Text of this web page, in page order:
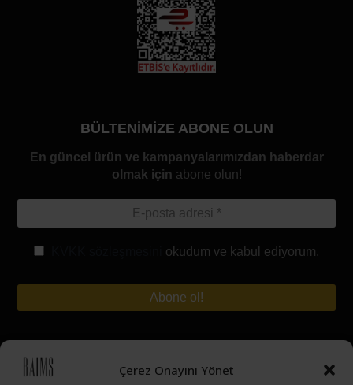
Çerez Onayını Yönet
BÜLTENİMİZE ABONE OLUN
En güncel ürün ve kampanyalarımızdan haberdar
olmak için abone olun!
okudum ve kabul ediyorum.
Siparişinizi Takip Edin